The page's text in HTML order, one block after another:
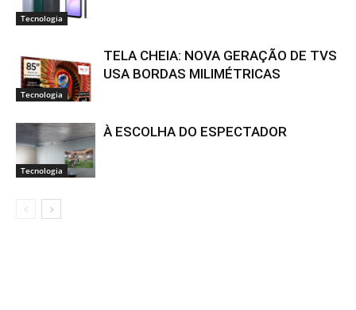
Tecnologia
Tecnologia
TELA CHEIA: NOVA GERAÇÃO DE TVS
USA BORDAS MILIMÉTRICAS
Tecnologia
À ESCOLHA DO ESPECTADOR